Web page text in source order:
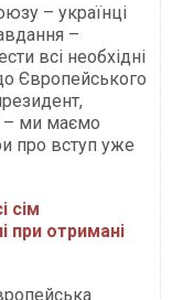
– українці
–
всі необхідні
Європейського
– ми маємо
про вступ уже
сім
при отримані